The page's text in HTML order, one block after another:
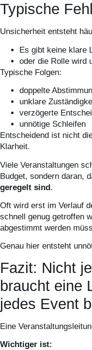
Typische
Unsicherheit entsteht
Es gibt keine klare
oder die Rolle wird
Typische Folgen:
doppelte
unklare
verzögerte
unnötige Schleifen
Entscheidend ist nicht
Klarheit.
Viele Veranstaltungen
Budget, sondern daran,
geregelt sind.
Oft wird erst im Verlauf
schnell genug getroffen
abgestimmt werden
Genau hier entsteht
Fazit: Nicht
braucht eine
jedes Event
Eine
Wichtiger ist: